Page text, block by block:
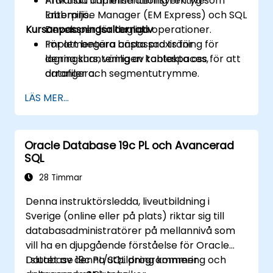
Enterprise Manager (EM Express) och SQL
Developer för dagliga operationer.
Implementera bästa praxis för
lagringshantering av tablespaces,
datafiler och segmentutrymme.
säkerheten med användare, roller,
privilegier, profiler och granskning.
Utforma och utföra RMAN-baserade
säkerhetskopierings- och
RTO/RPO-mål.
dynamiska prestandavyer, SQL-spårning
och körningsplaner.
Planera och utföra övergång/migrering
från 11g till 19c med hjälp av stödda
uppgraderingsvägar och verktyg.
labbmiljö.
Kursanpassningsalternativ
För att begära anpassad träning för
denna kurs, vänligen kontakta oss för att
arrangera.
LÄS MER...
Oracle Database 19c PL och Avancerad
SQL
28 Timmar
Denna instruktörsledda, liveutbildning i
Sverige (online eller på plats) riktar sig till
databasadministratörer på mellannivå som
vill ha en djupgående förståelse för Oracle
Database 19c PL/SQL programmering och
I slutet av denna utbildning kommer